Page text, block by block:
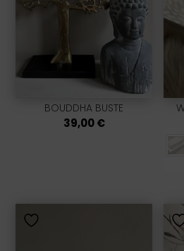
BOUDDHA BUSTE
39,00€